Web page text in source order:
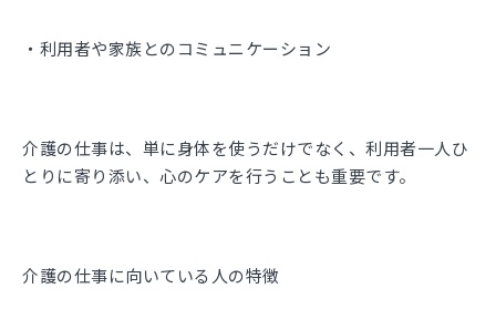
・利用者や家族とのコミュニケーション
介護の仕事は、単に身体を使うだけでなく、利用者一人ひ
とりに寄り添い、心のケアを行うことも重要です。
介護の仕事に向いている人の特徴